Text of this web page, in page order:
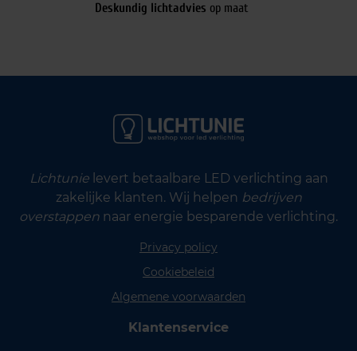
Deskundig lichtadvies op maat
Lichtunielevert betaalbare LED verlichting aan
zakelijke klanten. Wij helpen bedrijven
overstappen naar energie besparende verlichting.
Privacy policy
Cookiebeleid
Algemene voorwaarden
Klantenservice